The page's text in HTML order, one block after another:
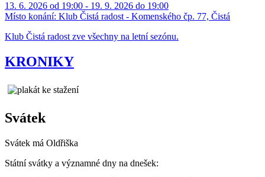
13. 6. 2026 od 19:00 - 19. 9. 2026 do 19:00
Místo konání: Klub Čistá radost - Komenského čp. 77, Čistá
Klub Čistá radost zve všechny na letní sezónu.
KRONIKY
Svátek
Svátek má Oldřiška
Státní svátky a významné dny na dnešek: